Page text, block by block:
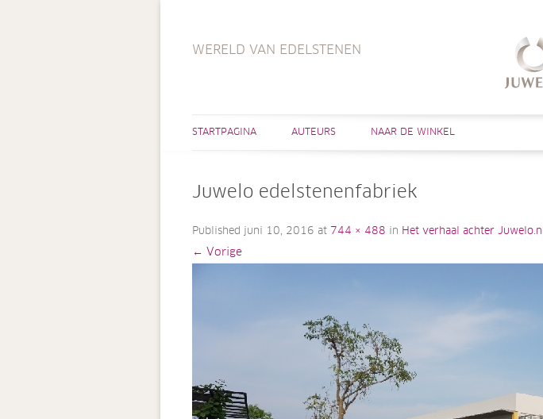
WERELD VAN EDELSTENEN
STARTPAGINA AUTEURS NAAR DE WINKEL
Juwelo edelstenenfabriek
Published juni 10, 2016 at 744 × 488 in Het verhaal achter Juwelo.nl
← Vorige